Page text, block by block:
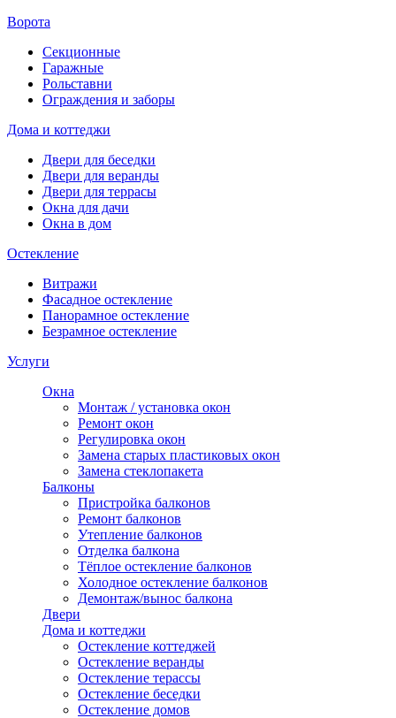
Ворота
Секционные
Гаражные
Рольставни
Ограждения и заборы
Дома и коттеджи
Двери для беседки
Двери для веранды
Двери для террасы
Окна для дачи
Окна в дом
Остекление
Витражи
Фасадное остекление
Панорамное остекление
Безрамное остекление
Услуги
Окна
Монтаж / установка окон
Ремонт окон
Регулировка окон
Замена старых пластиковых окон
Замена стеклопакета
Балконы
Пристройка балконов
Ремонт балконов
Утепление балконов
Отделка балкона
Тёплое остекление балконов
Холодное остекление балконов
Демонтаж/вынос балкона
Двери
Дома и коттеджи
Остекление коттеджей
Остекление веранды
Остекление терассы
Остекление беседки
Остекление домов